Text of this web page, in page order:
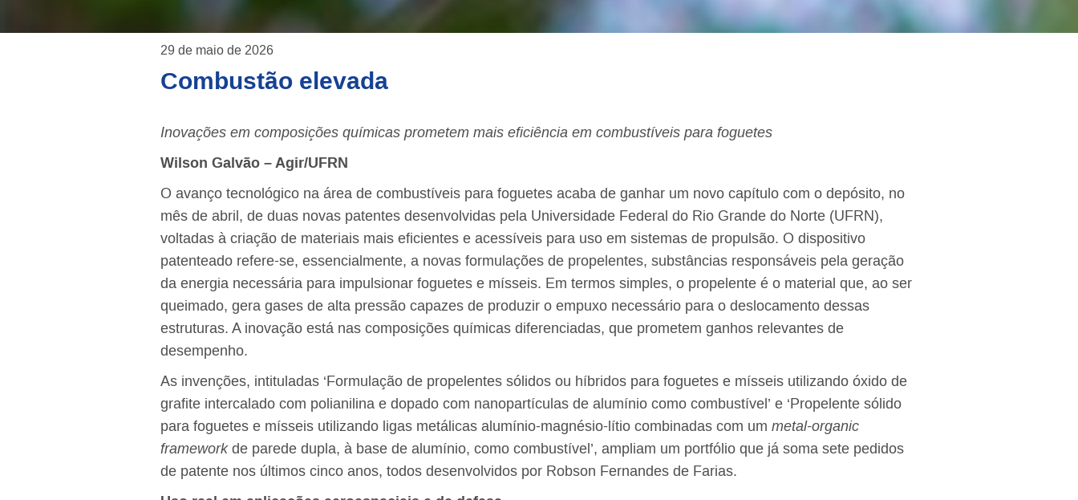
29 de maio de 2026
Combustão elevada
Inovações em composições químicas prometem mais eficiência em combustíveis para foguetes
Wilson Galvão – Agir/UFRN
O avanço tecnológico na área de combustíveis para foguetes acaba de ganhar um novo capítulo com o depósito, no
mês de abril, de duas novas patentes desenvolvidas pela Universidade Federal do Rio Grande do Norte (UFRN),
voltadas à criação de materiais mais eficientes e acessíveis para uso em sistemas de propulsão. O dispositivo
patenteado refere-se, essencialmente, a novas formulações de propelentes, substâncias responsáveis pela geração
da energia necessária para impulsionar foguetes e mísseis. Em termos simples, o propelente é o material que, ao ser
queimado, gera gases de alta pressão capazes de produzir o empuxo necessário para o deslocamento dessas
estruturas. A inovação está nas composições químicas diferenciadas, que prometem ganhos relevantes de
desempenho.
As invenções, intituladas ‘Formulação de propelentes sólidos ou híbridos para foguetes e mísseis utilizando óxido de
grafite intercalado com polianilina e dopado com nanopartículas de alumínio como combustível’ e ‘Propelente sólido
para foguetes e mísseis utilizando ligas metálicas alumínio-magnésio-lítio combinadas com um metal-organic
frameworkde parede dupla, à base de alumínio, como combustível’, ampliam um portfólio que já soma sete pedidos
de patente nos últimos cinco anos, todos desenvolvidos por Robson Fernandes de Farias.